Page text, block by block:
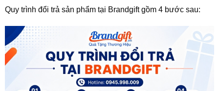
Quy trình đổi trả sản phẩm tại Brandgift gồm 4 bước sau: